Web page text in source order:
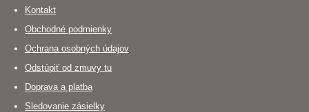
Kontakt
Obchodné podmienky
Ochrana osobných údajov
Odstúpiť od zmuvy tu
Doprava a platba
Sledovanie zásielky